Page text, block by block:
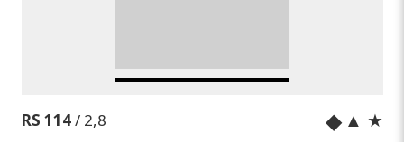
RS 114/ 2,8 ◆ ▲ ★